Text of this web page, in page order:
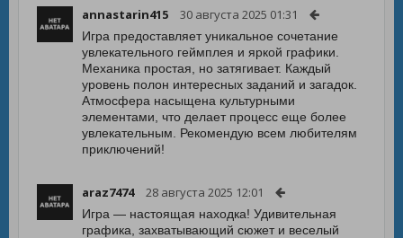
annastarin415 30 августа 2025 01:31
Игра предоставляет уникальное сочетание
увлекательного геймплея и яркой графики.
Механика простая, но затягивает. Каждый
уровень полон интересных заданий и загадок.
Атмосфера насыщена культурными
элементами, что делает процесс еще более
увлекательным. Рекомендую всем любителям
приключений!
araz7474 28 августа 2025 12:01
Игра — настоящая находка! Удивительная
графика, захватывающий сюжет и веселый